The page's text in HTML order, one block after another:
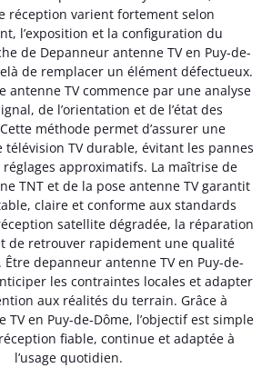
réception varient fortement selon
l’exposition et la configuration du
de Depanneur antenne TV en Puy-de-
de remplacer un élément défectueux.
antenne TV commence par une analyse
de l’orientation et de l’état des
méthode permet d’assurer une
TV durable, évitant les pannes
approximatifs. La maîtrise de
TNT et de la pose antenne TV garantit
claire et conforme aux standards
satellite dégradée, la réparation
de retrouver rapidement une qualité
Être depanneur antenne TV en Puy-de-
les contraintes locales et adapter
aux réalités du terrain. Grâce à
TV en Puy-de-Dôme, l’objectif est simple
fiable, continue et adaptée à
l’usage quotidien.